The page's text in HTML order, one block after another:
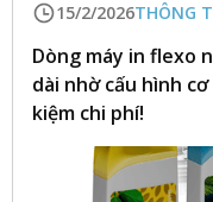
15/2/2026THÔNG
Dòng máy in flexo
dài nhờ cấu hình
kiệm chi phí!